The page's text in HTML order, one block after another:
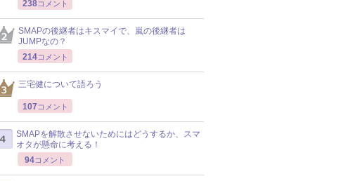
238コメント
SMAPの後継者はキスマイで、嵐の後継者は
JUMPなの？
214コメント
三宅健について語ろう
107 コメント
SMAPを解散させないためにはどうするか、スマ
オタが懸命に考える！
94コメント